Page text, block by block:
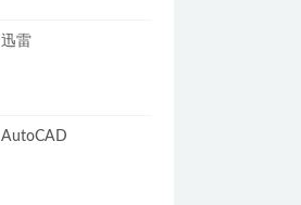
迅雷
AutoCAD